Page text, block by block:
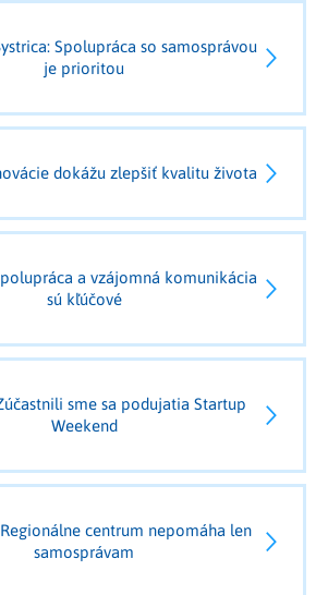
Spolupráca so samosprávou
je prioritou
dokážu zlepšiť kvalitu života
a vzájomná komunikácia
sú kľúčové
sme sa podujatia Startup
Weekend
Regionálne centrum nepomáha len
samosprávam